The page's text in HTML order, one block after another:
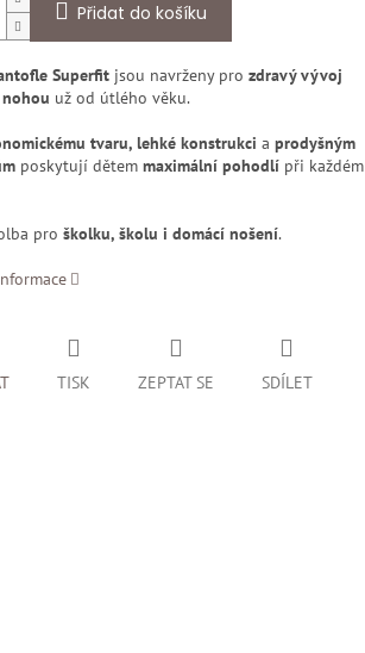
Přidat do košíku
Superfitjsou navrženy pro zdravý vývoj
už od útlého věku.
tvaru, lehké konstrukci a prodyšným
poskytují dětem maximální pohodlípři každém
pro školku, školu i domácí nošení.
TISK ZEPTAT SE SDÍLET